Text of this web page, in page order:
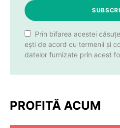
Prin bifarea acestei
ești de acord cu termenii și
datelor furnizate prin acest
PROFITĂ ACUM